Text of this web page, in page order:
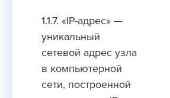
1.1.7. «IP-адрес» —
уникальный
сетевой адрес узла
в компьютерной
сети, построенной